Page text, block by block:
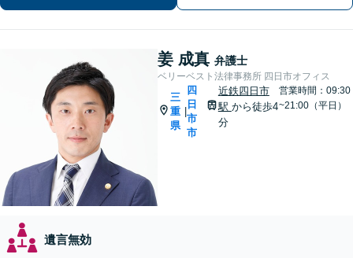
合わせください。
姜 成真 弁護士
ベリーベスト法律事務所 四日市オフィス
三
重
県
四
日
市
市
近鉄四日市
駅 から徒歩4
分
営業時間：09:30
~21:00（平日）
遺言無効